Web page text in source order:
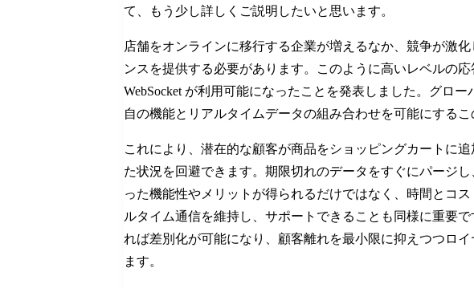
て、もう少し詳しくご説明したいと思います。
店舗をオンラインに移行する企業が増えるなか、競争が激
ンスを提供する必要があります。このように高いレベルの
WebSocket が利用可能になったことを発表しました。グロ
自の機能とリアルタイムデータの組み合わせを可能にする
これにより、潜在的な顧客が商品をショッピングカートに
た状況を回避できます。期限切れのデータをすぐにパージ
った機能性やメリットが得られるだけではなく、時間とコ
ルタイム通信を維持し、サポートできることも同様に重要
れば差別化が可能になり、顧客離れを最小限に抑えつつロ
ます。